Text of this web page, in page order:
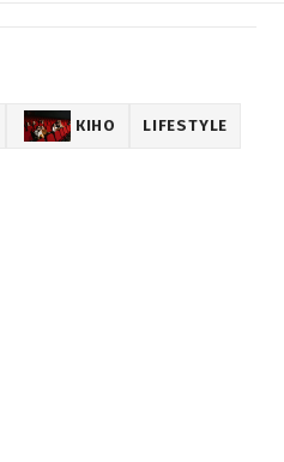
КІНО LIFESTYLE